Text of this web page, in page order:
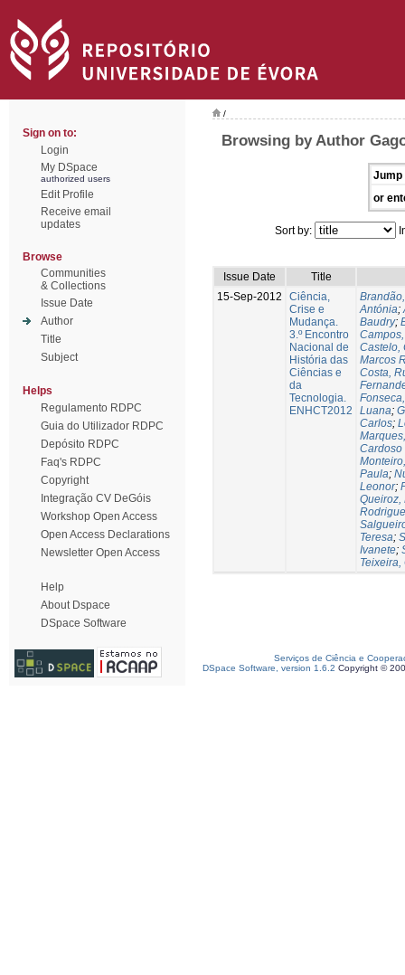
Sign on to:
Login
My DSpace
authorized users
Edit Profile
Receive email
updates
Browse
Communities
& Collections
Issue Date
Author
Title
Subject
Helps
Regulamento RDPC
Guia do Utilizador RDPC
Depósito RDPC
Faq's RDPC
Copyright
Integração CV DeGóis
Workshop Open Access
Open Access Declarations
Newsletter Open Access
Help
About Dspace
DSpace Software
/
Browsing by Author
Jump
or
Sort by:
Issue Date
Title
15-Sep-2012
Ciência,
Crise e
Mudança.
3.º Encontro
Nacional de
História das
Ciências e
da
Tecnologia.
ENHCT2012
Antónia;
Baudry;
Castelo,
Marcos
Costa,
Luana;
Carlos;
Cardoso
Paula;
Leonor;
Queiroz,
Teresa;
Ivanete;
Serviços de Ciência e
DSpace Software, version 1.6.2 Copyright ©